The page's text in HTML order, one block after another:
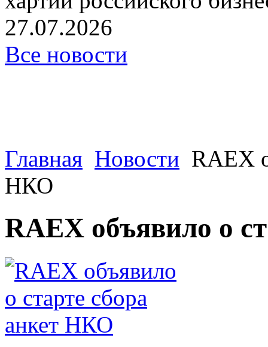
27.07.2026
Все новости
Главная Новости RAEX
НКО
RAEX объявило о